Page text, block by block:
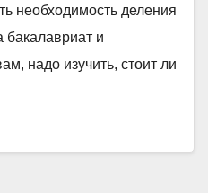
необходимость деления
и
надо изучить, стоит ли